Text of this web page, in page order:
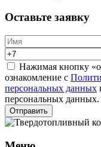
Оставьте заявку
Нажимая кнопку
ознакомление с
персональных данных
персональных данных.
Отправить